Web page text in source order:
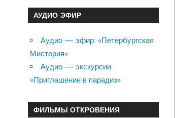
АУДИО-ЭФИР
Аудио — эфир: «Петербургская
Мистерия»
Аудио — экскурсии
«Приглашение в парадиз»
ФИЛЬМЫ ОТКРОВЕНИЯ